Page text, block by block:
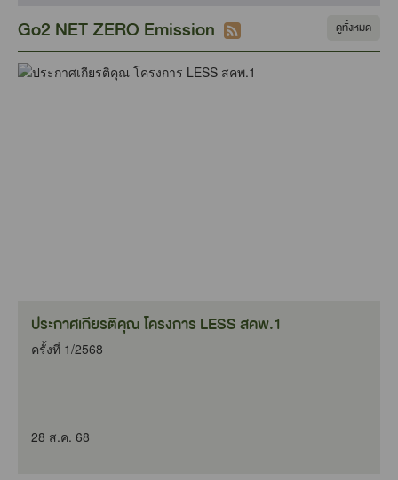
Go2 NET ZERO Emission ดูทั้งหมด
ประกาศเกียรติคุณ โครงการ LESS สคพ.1
ครั้งที่ 1/2568
28 ส.ค. 68